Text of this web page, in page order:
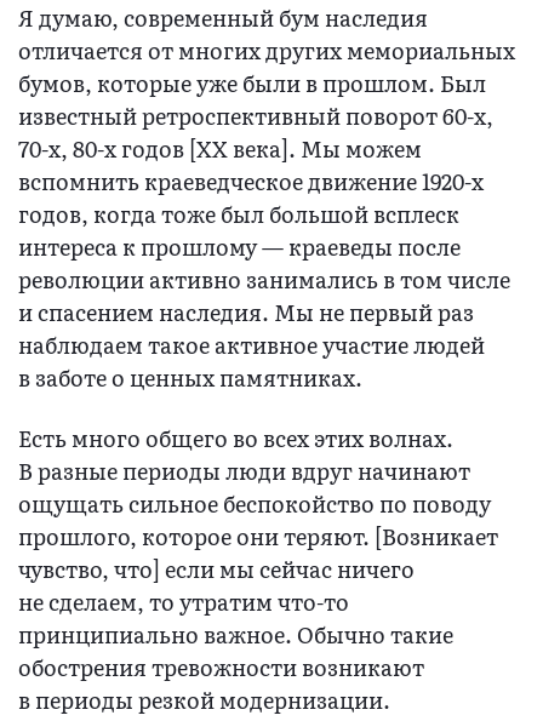
Я думаю, современный бум наследия
отличается от многих других мемориальных
бумов, которые уже были в прошлом. Был
известный ретроспективный поворот 60-х,
70-х, 80-х годов [XX века]. Мы можем
вспомнить краеведческое движение 1920-х
годов, когда тоже был большой всплеск
интереса к прошлому — краеведы после
революции активно занимались в том числе
и спасением наследия. Мы не первый раз
наблюдаем такое активное участие людей
в заботе о ценных памятниках.
Есть много общего во всех этих волнах.
В разные периоды люди вдруг начинают
ощущать сильное беспокойство по поводу
прошлого, которое они теряют. [Возникает
чувство, что] если мы сейчас ничего
не сделаем, то утратим что-то
принципиально важное. Обычно такие
обострения тревожности возникают
в периоды резкой модернизации.